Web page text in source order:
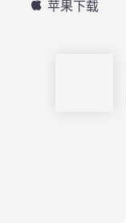
苹果下载